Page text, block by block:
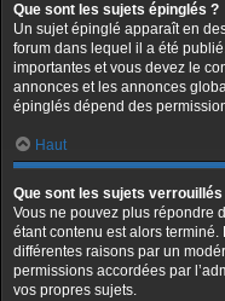
Que sont les sujets épinglés ?
Un sujet épinglé apparaît en
forum dans lequel il a été
importantes et vous devez le
annonces et les annonces
épinglés dépend des
Haut
Que sont les sujets verrouillés
Vous ne pouvez plus répondre
étant contenu est alors
différentes raisons par un
permissions accordées par
vos propres sujets.